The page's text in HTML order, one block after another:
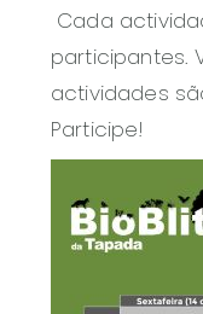
Cada
participantes.
actividades
Participe!